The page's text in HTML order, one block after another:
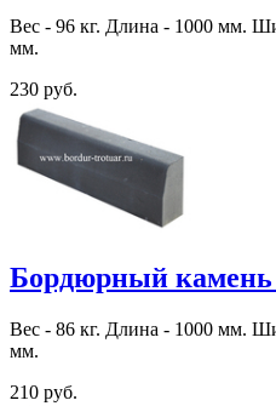
Вес - 96 кг. Длина - 1000 мм.
мм.
230 руб.
Бордюрный камень
Вес - 86 кг. Длина - 1000 мм.
мм.
210 руб.